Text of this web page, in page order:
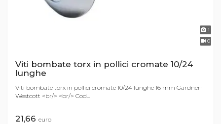
1
0
Viti bombate torx in pollici cromate 10/24
lunghe
Viti bombate torx in pollici cromate 10/24 lunghe 16 mm Gardner-
Westcott <br/> <br/> Cod...
21,66 euro